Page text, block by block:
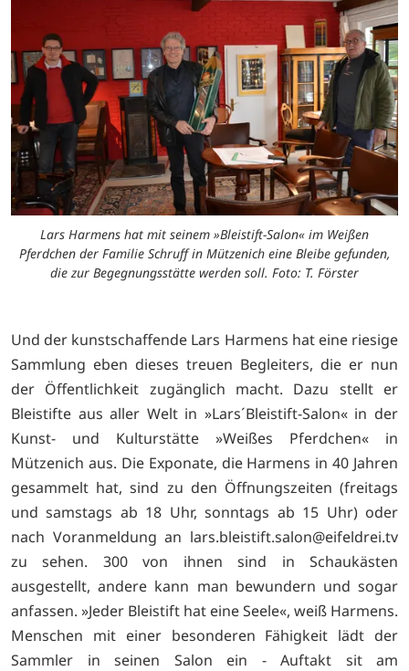
Lars Harmens hat mit seinem »Bleistift-Salon« im Weißen
Pferdchen der Familie Schruff in Mützenich eine Bleibe gefunden,
die zur Begegnungsstätte werden soll. Foto: T. Förster
Und der kunstschaffende Lars Harmens hat eine riesige
Sammlung eben dieses treuen Begleiters, die er nun
der Öffentlichkeit zugänglich macht. Dazu stellt er
Bleistifte aus aller Welt in »Lars´Bleistift-Salon« in der
Kunst- und Kulturstätte »Weißes Pferdchen« in
Mützenich aus. Die Exponate, die Harmens in 40 Jahren
gesammelt hat, sind zu den Öffnungszeiten (freitags
und samstags ab 18 Uhr, sonntags ab 15 Uhr) oder
nach Voranmeldung an lars.bleistift.salon@eifeldrei.tv
zu sehen. 300 von ihnen sind in Schaukästen
ausgestellt, andere kann man bewundern und sogar
anfassen. »Jeder Bleistift hat eine Seele«, weiß Harmens.
Menschen mit einer besonderen Fähigkeit lädt der
Sammler in seinen Salon ein - Auftakt sit am